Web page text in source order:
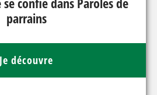
parrains
Je découvre